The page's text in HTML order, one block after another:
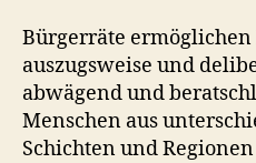
Bürgerräte
auszugsweise und
abwägend und
Menschen aus
Schichten und